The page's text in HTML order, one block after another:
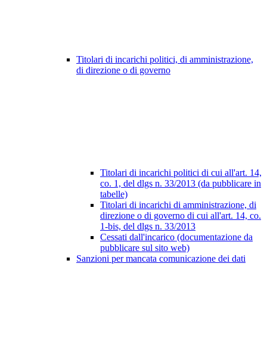
Titolari di incarichi politici, di amministrazione,
di direzione o di governo
Titolari di incarichi politici di cui all'art. 14,
co. 1, del dlgs n. 33/2013 (da pubblicare in
tabelle)
Titolari di incarichi di amministrazione, di
direzione o di governo di cui all'art. 14, co.
1-bis, del dlgs n. 33/2013
Cessati dall'incarico (documentazione da
pubblicare sul sito web)
Sanzioni per mancata comunicazione dei dati